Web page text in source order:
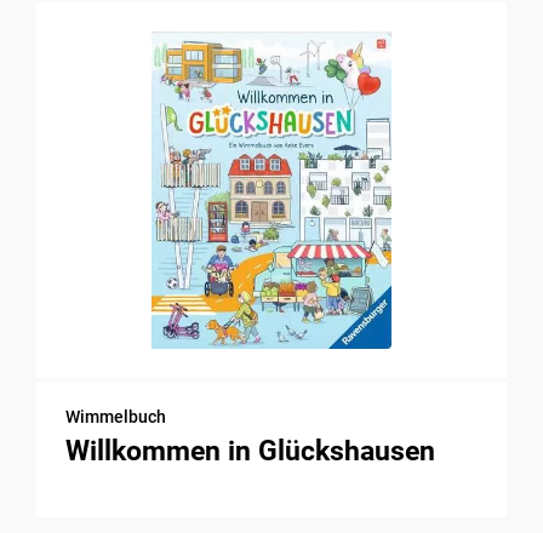
Wimmelbuch
Willkommen in Glückshausen